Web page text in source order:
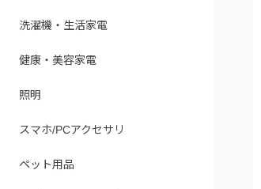
洗濯機・生活家電
健康・美容家電
照明
スマホ/PCアクセサリ
ペット用品